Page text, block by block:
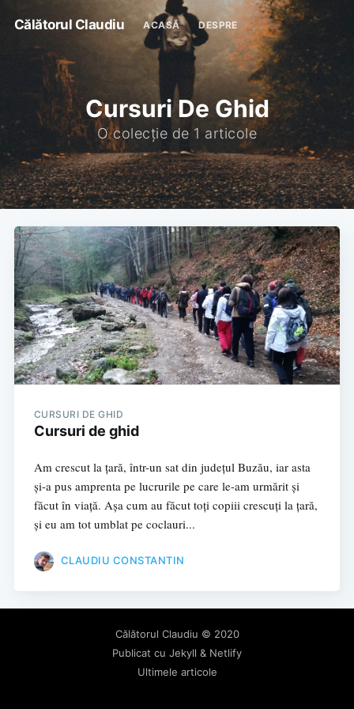
Călătorul Claudiu ACASĂ DESPRE
Cursuri De Ghid
O colecție de 1 articole
CURSURI DE GHID
Cursuri de ghid
Am crescut la țară, într-un sat din județul Buzău, iar asta
și-a pus amprenta pe lucrurile pe care le-am urmărit și
făcut în viață. Așa cum au făcut toți copiii crescuți la țară,
și eu am tot umblat pe coclauri...
CLAUDIU CONSTANTIN
Călătorul Claudiu © 2020
Publicat cu Jekyll & Netlify
Ultimele articole